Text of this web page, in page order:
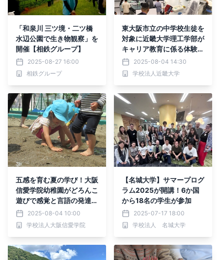
「和泉川 三ツ境・二ツ橋
水辺公園で生き物観察」を
開催【相鉄グループ】
2025-08-27 16:00
相鉄グループ
東大阪市立の中学校生徒を
対象に近畿大学理工学部が
キャリア教育に係る体験学
習を実施2025-08-04 14:30
学校法人近畿大学
五感を育む夏の学び！大阪
信愛学院幼稚園がどろんこ
遊びで感覚と言語の発達を
促進2025-08-04 10:00
学校法人大阪信愛学院
【名城大学】サマープログ
ラム2025が開講！6か国
から18名の学生が参加
2025-07-17 18:00
学校法人 名城大学